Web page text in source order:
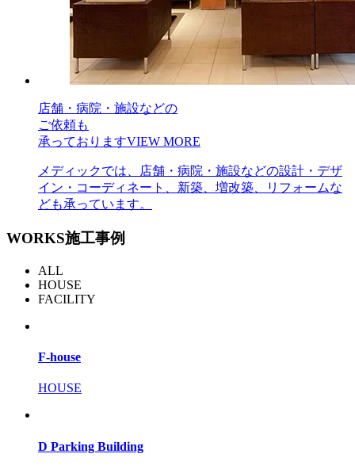
店舗・病院・施設などの
ご依頼も
承っておりますVIEW MORE
メディックでは、店舗・病院・施設などの設計・デザ
イン・コーディネート、新築、増改築、リフォームな
ども承っています。
WORKS施工事例
ALL
HOUSE
FACILITY
F-house
HOUSE
D Parking Building